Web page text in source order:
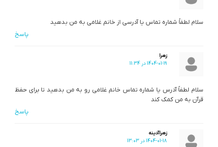
سلام لطفاً شماره تماس یا آدرسی از خانم غلامی به من بدهید
پاسخ
زهرا
1404-01-19 در 11:34
سلام لطفاً آدرس یا شماره تماس خانم غلامی رو به من بدهید تا برای حفظ
قرآن به من کمک کند
پاسخ
زهراآدینه
1404-01-18 در 13:03